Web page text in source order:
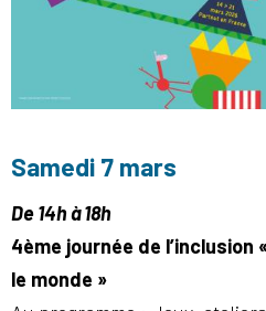
Samedi 7 mars
De 14h à 18h
4ème journée de
le monde »